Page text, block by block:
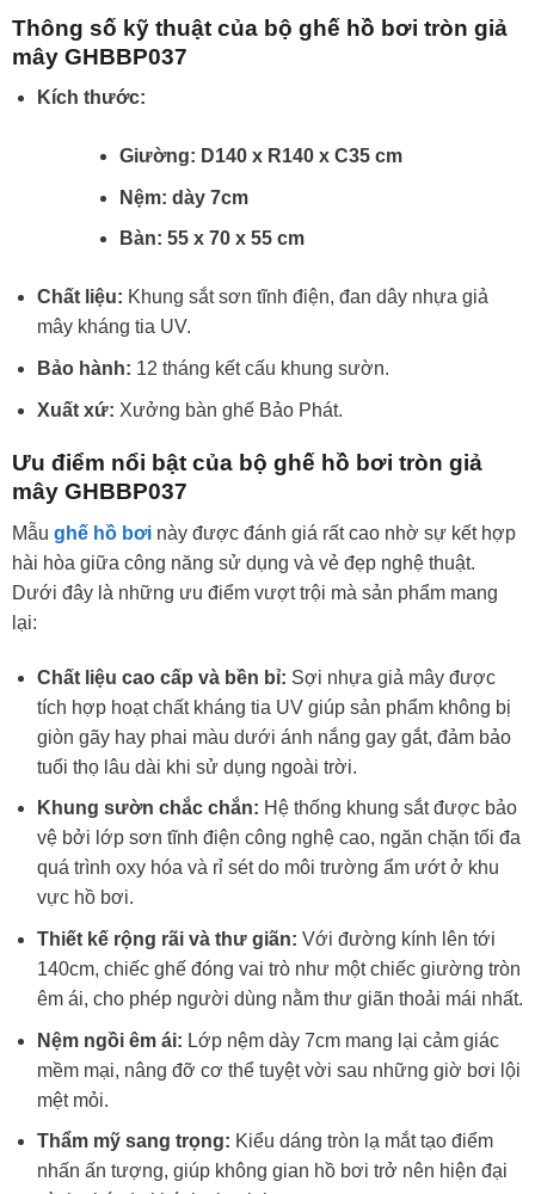
Thông số kỹ thuật của bộ ghế hồ bơi tròn giả
mây GHBBP037
Kích thước:
Giường: D140 x R140 x C35 cm
Nệm: dày 7cm
Bàn: 55 x 70 x 55 cm
Chất liệu: Khung sắt sơn tĩnh điện, đan dây nhựa giả
mây kháng tia UV.
Bảo hành: 12 tháng kết cấu khung sườn.
Xuất xứ: Xưởng bàn ghế Bảo Phát.
Ưu điểm nổi bật của bộ ghế hồ bơi tròn giả
mây GHBBP037
Mẫu ghế hồ bơi này được đánh giá rất cao nhờ sự kết hợp
hài hòa giữa công năng sử dụng và vẻ đẹp nghệ thuật.
Dưới đây là những ưu điểm vượt trội mà sản phẩm mang
lại:
Chất liệu cao cấp và bền bỉ: Sợi nhựa giả mây được
tích hợp hoạt chất kháng tia UV giúp sản phẩm không bị
giòn gãy hay phai màu dưới ánh nắng gay gắt, đảm bảo
tuổi thọ lâu dài khi sử dụng ngoài trời.
Khung sườn chắc chắn: Hệ thống khung sắt được bảo
vệ bởi lớp sơn tĩnh điện công nghệ cao, ngăn chặn tối đa
quá trình oxy hóa và rỉ sét do môi trường ẩm ướt ở khu
vực hồ bơi.
Thiết kế rộng rãi và thư giãn: Với đường kính lên tới
140cm, chiếc ghế đóng vai trò như một chiếc giường tròn
êm ái, cho phép người dùng nằm thư giãn thoải mái nhất.
Nệm ngồi êm ái: Lớp nệm dày 7cm mang lại cảm giác
mềm mại, nâng đỡ cơ thể tuyệt vời sau những giờ bơi lội
mệt mỏi.
Thẩm mỹ sang trọng: Kiểu dáng tròn lạ mắt tạo điểm
nhấn ấn tượng, giúp không gian hồ bơi trở nên hiện đại